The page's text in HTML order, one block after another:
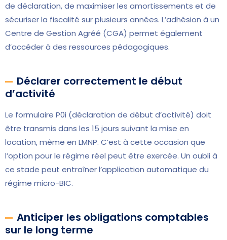
de déclaration, de maximiser les amortissements et de
sécuriser la fiscalité sur plusieurs années. L’adhésion à un
Centre de Gestion Agréé (CGA) permet également
d’accéder à des ressources pédagogiques.
Déclarer correctement le début
d’activité
Le formulaire P0i (déclaration de début d’activité) doit
être transmis dans les 15 jours suivant la mise en
location, même en LMNP. C’est à cette occasion que
l’option pour le régime réel peut être exercée. Un oubli à
ce stade peut entraîner l’application automatique du
régime micro-BIC.
Anticiper les obligations comptables
sur le long terme